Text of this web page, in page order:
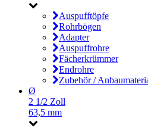
Auspufftöpfe
Rohrbögen
Adapter
Auspuffrohre
Fächerkrümmer
Endrohre
Zubehör /
Ø
2 1/2 Zoll
63,5 mm